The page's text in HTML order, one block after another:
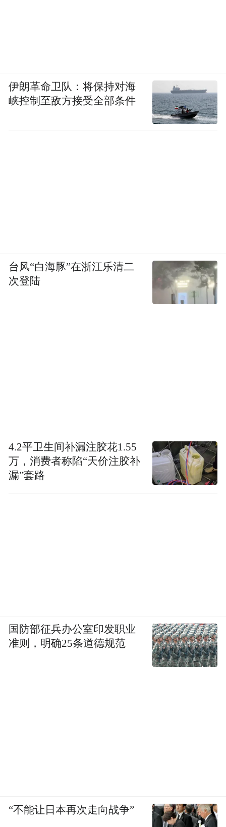
伊朗革命卫队：将保持对海
峡控制至敌方接受全部条件
台风“白海豚”在浙江乐清二
次登陆
4.2平卫生间补漏注胶花1.55
万，消费者称陷“天价注胶补
漏”套路
国防部征兵办公室印发职业
准则，明确25条道德规范
“不能让日本再次走向战争”